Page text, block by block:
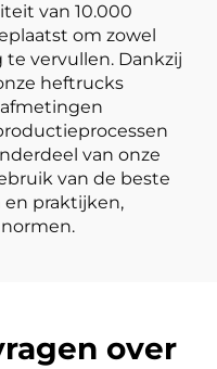
van 10.000
om zowel
te vervullen. Dankzij
heftrucks
van onze
van de beste
praktijken,
over